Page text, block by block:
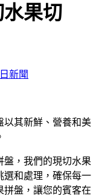
果切
新聞
以其新鮮、營養和美
盤，我們的現切水果
選和處理，確保每一
拼盤，讓您的賓客在